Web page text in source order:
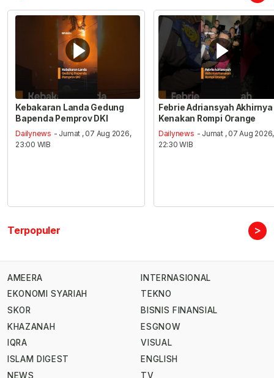
Kebakaran Landa Gedung
Bapenda Pemprov DKI
Dailynews - Jumat , 07 Aug 2026,
23:00 WIB
Febrie Adriansyah Akhirnya
Kenakan Rompi Orange
Dailynews - Jumat , 07 Aug 2026,
22:30 WIB
Terpopuler >
AMEERA
EKONOMI SYARIAH
SKOR
KHAZANAH
IQRA
ISLAM DIGEST
NEWS
INTERNASIONAL
TEKNO
BISNIS FINANSIAL
ESGNOW
VISUAL
ENGLISH
TV